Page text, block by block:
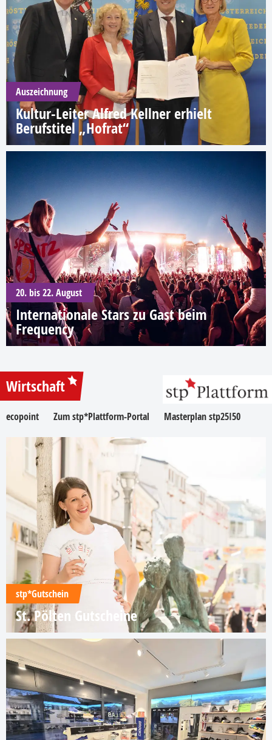
Auszeichnung
Kultur-Leiter Alfred Kellner erhielt
Berufstitel „Hofrat“
20. bis 22. August
Internationale Stars zu Gast beim
Frequency
Wirtschaft
ecopoint Zum stp*Plattform-Portal Masterplan stp25I50
stp*Gutschein
St. Pölten Gutscheine